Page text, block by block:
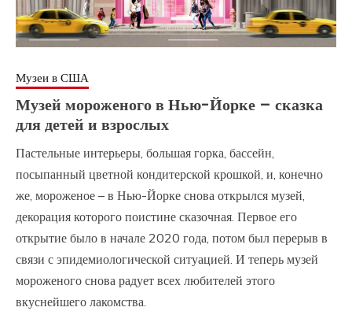
Музеи в США
Музей мороженого в Нью-Йорке – сказка
для детей и взрослых
Пастельные интерьеры, большая горка, бассейн,
посыпанный цветной кондитерской крошкой, и, конечно
же, мороженое – в Нью-Йорке снова открылся музей,
декорация которого поистине сказочная. Первое его
открытие было в начале 2020 года, потом был перерыв в
связи с эпидемиологической ситуацией. И теперь музей
мороженого снова радует всех любителей этого
вкуснейшего лакомства.